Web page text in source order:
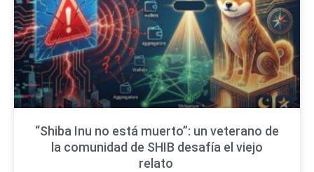
“Shiba Inu no está muerto”: un veterano de
la comunidad de SHIB desafía el viejo
relato